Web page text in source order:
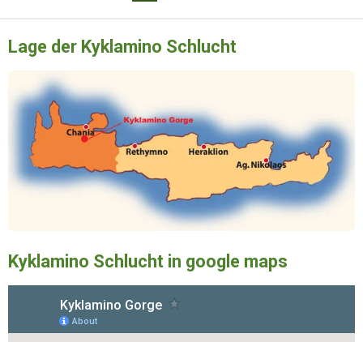
Lage der Kyklamino Schlucht
Kyklamino Schlucht in google maps